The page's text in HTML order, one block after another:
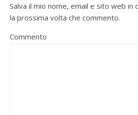
Salva il mio nome, email e sito web
la prossima volta che commento.
Commento